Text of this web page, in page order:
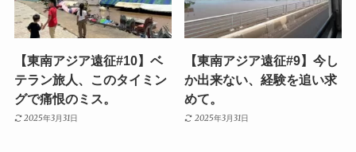
【東南アジア遠征#10】ベ
テラン旅人、このタイミン
グで痛恨のミス。
2025年3月31日
【東南アジア遠征#9】今し
か出来ない、経験を追い求
めて。
2025年3月31日